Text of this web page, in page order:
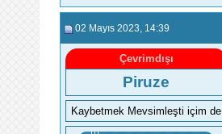
02 Mayıs 2023 , 14:39
Çevrimdışı
Piruze
Kaybetmek Mevsimleşti içim de